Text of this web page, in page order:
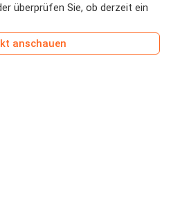
überprüfen Sie, ob derzeit ein
anschauen